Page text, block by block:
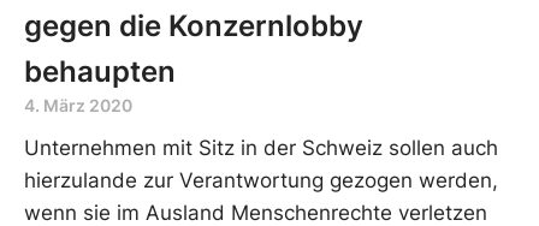
gegen die Konzernlobby
behaupten
4. März 2020
Unternehmen mit Sitz in der Schweiz sollen auch
hierzulande zur Verantwortung gezogen werden,
wenn sie im Ausland Menschenrechte verletzen